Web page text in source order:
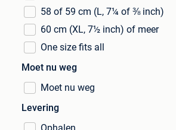
58 of 59 cm (L, 7¼ of ⅜ inch)
60 cm (XL, 7½ inch) of meer
One size fits all
Moet nu weg
Moet nu weg
Levering